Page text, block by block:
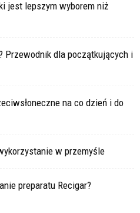
jest lepszym wyborem niż
Przewodnik dla początkujących i
na co dzień i do
w przemyśle
preparatu Recigar?